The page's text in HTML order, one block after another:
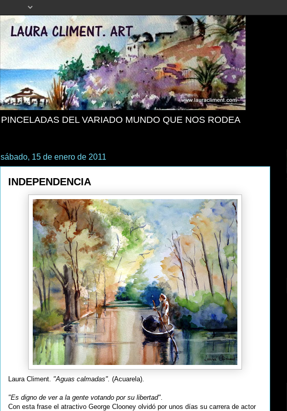
PINCELADAS DEL VARIADO MUNDO QUE NOS RODEA
sábado, 15 de enero de 2011
INDEPENDENCIA
Laura Climent. "Aguas calmadas". (Acuarela).
"Es digno de ver a la gente votando por su libertad".
Con esta frase el atractivo George Clooney olvidó por unos días su carrera de actor